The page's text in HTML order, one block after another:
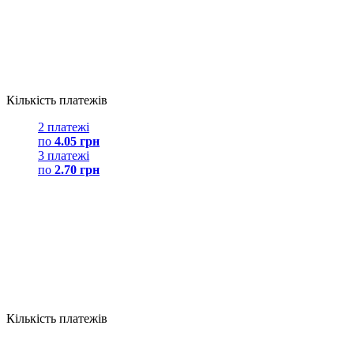
Кількість платежів
2 платежі
по 4.05 грн
3 платежі
по 2.70 грн
Кількість платежів